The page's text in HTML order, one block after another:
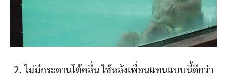
2. ไม่มีกระดานโต้คลื่น ใช้หลังเพื่อนแทนแบบนี้ดีกว่า